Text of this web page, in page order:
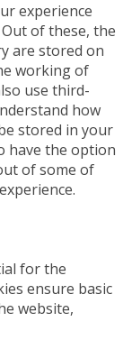
experience
of these, the
are stored on
working of
use third-
how
stored in your
have the option
of some of
for the
ensure basic
website,